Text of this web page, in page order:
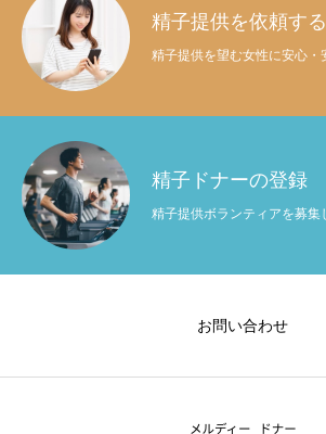
精子提供を依頼する
精子提供を望む女性に安心・
精子ドナーの登録
精子提供ボランティアを募集
お問い合わせ